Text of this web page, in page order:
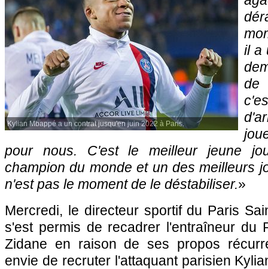
Kylian Mbappé a un contrat jusqu'en juin 2022 à Paris.
il a
de
pour nous. C'est le meilleur jeune
champion du monde et un des meilleurs
n'est pas le moment de le déstabiliser.»
Mercredi, le directeur sportif du Paris
s'est permis de recadrer l'entraîneur du
Zidane en raison de ses propos
envie de recruter l'attaquant parisien